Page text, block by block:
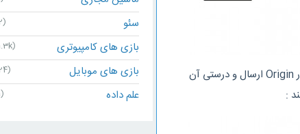
در صورتی که فرم لاگین را تکمیل و ارسال کنیم، لازم است اطلاعات را به سرور Origin ارسال و درستی آن
سئو (2)
بازی های کامپیوتری (1.3k)
بازی های موبایل (24)
علم داده (1)